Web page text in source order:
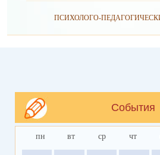
ПСИХОЛОГО-
События
пн вт ср чт